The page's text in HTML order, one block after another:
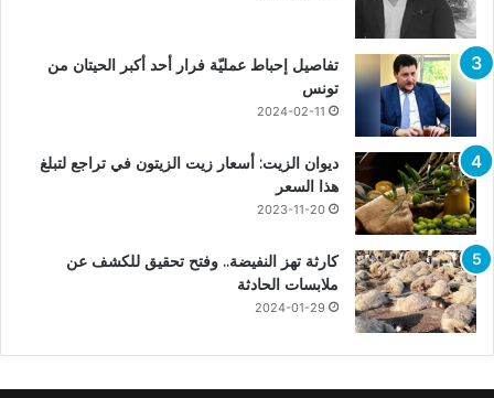
تفاصيل إحباط عمليّة فرار أحد أكبر الحيتان من
تونس
2024-02-11
ديوان الزيت: أسعار زيت الزيتون في تراجع لتبلغ
هذا السعر
2023-11-20
كارثة تهز النفيضة.. وفتح تحقيق للكشف عن
ملابسات الحادثة
2024-01-29